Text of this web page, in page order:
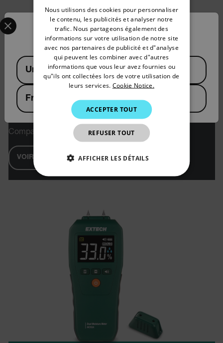
Extech MO50A
Compact Pin Moisture Meter
VOIR LE PRODUIT
Confirm Location
Select your preferred country and language from the
Available Locations
United States
France
GERMAN
FRENCH
SPANISH
PORTUGUESE
ITALIAN
KOREAN
JAPANESE
CHINESE
Nous utilisons des cookies pour personnaliser
le contenu, les publicités et analyser notre
trafic. Nous partageons également des
informations sur votre utilisation de notre site
avec nos partenaires de publicité et d"analyse
qui peuvent les combiner avec d"autres
informations que vous leur avez fournies ou
qu"ils ont collectées lors de votre utilisation de
leurs services. Cookie Notice.
ACCEPTER TOUT
REFUSER TOUT
AFFICHER LES DÉTAILS
STRICTEMENT NÉCESSAIRES
FONCTIONNALITÉ
Strictement nécessaires
Ciblage
Les cookies strictement nécessaires habilitent
des fonctionnalités de base du site Web telles
que la connexion des utilisateurs et la gestion
des comptes. Le site Web ne peut pas être utilisé
correctement sans les cookies strictement